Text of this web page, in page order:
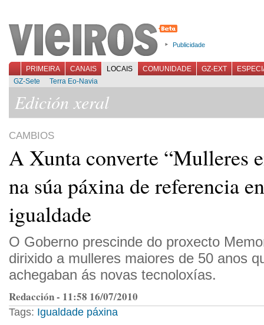
Publicidade
PRIMEIRA CANAIS LOCAIS COMUNIDADE GZ-EXT
GZ-Sete
Terra Eo-Navia
Edición xeral
CAMBIOS
A Xunta converte “Mulleres
na súa páxina de referencia
igualdade
O Goberno prescinde do proxecto
dirixido a mulleres maiores de 50 anos
achegaban ás novas tecnoloxías.
Redacción - 11:58 16/07/2010
Tags: Igualdade páxina